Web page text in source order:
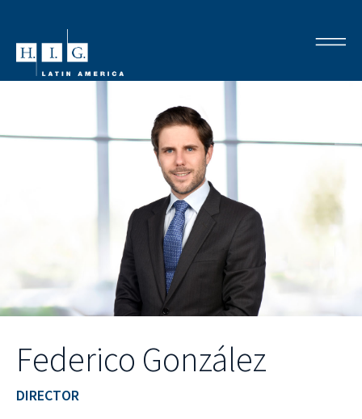
Federico González
DIRECTOR